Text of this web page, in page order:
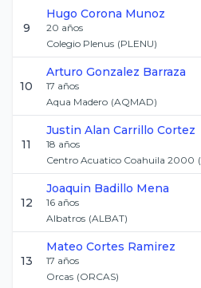
9
Hugo Corona Munoz
20 años
Colegio Plenus (PLENU)
10
Arturo Gonzalez Barraza
17 años
Aqua Madero (AQMAD)
11
Justin Alan Carrillo Cortez
18 años
Centro Acuatico Coahuila 2000 (
12
Joaquin Badillo Mena
16 años
Albatros (ALBAT)
13
Mateo Cortes Ramirez
17 años
Orcas (ORCAS)